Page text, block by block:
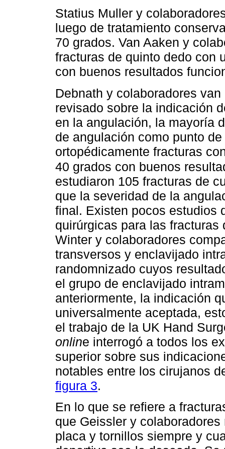
Statius Muller y
luego de tratamiento
70 grados. Van Aaken y
fracturas de quinto dedo con
con buenos resultados
Debnath y colaboradores
revisado sobre la indicación
en la angulación, la mayoría
de angulación como punto
ortopédicamente fracturas
40 grados con buenos
estudiaron 105 fracturas de
que la severidad de la
final. Existen pocos estudios
quirúrgicas para las
Winter y colaboradores
transversos y enclavijado
randomnizado cuyos
el grupo de enclavijado
anteriormente, la indicación
universalmente aceptada,
el trabajo de la UK Hand
online interrogó a todos los
superior sobre sus
notables entre los cirujanos
figura 3.
En lo que se refiere a
que Geissler y
placa y tornillos siempre y